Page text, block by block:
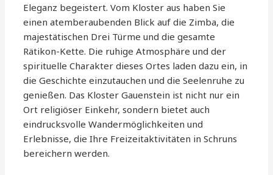
Eleganz begeistert. Vom Kloster aus haben Sie
einen atemberaubenden Blick auf die Zimba, die
majestätischen Drei Türme und die gesamte
Rätikon-Kette. Die ruhige Atmosphäre und der
spirituelle Charakter dieses Ortes laden dazu ein, in
die Geschichte einzutauchen und die Seelenruhe zu
genießen. Das Kloster Gauenstein ist nicht nur ein
Ort religiöser Einkehr, sondern bietet auch
eindrucksvolle Wandermöglichkeiten und
Erlebnisse, die Ihre Freizeitaktivitäten in Schruns
bereichern werden.